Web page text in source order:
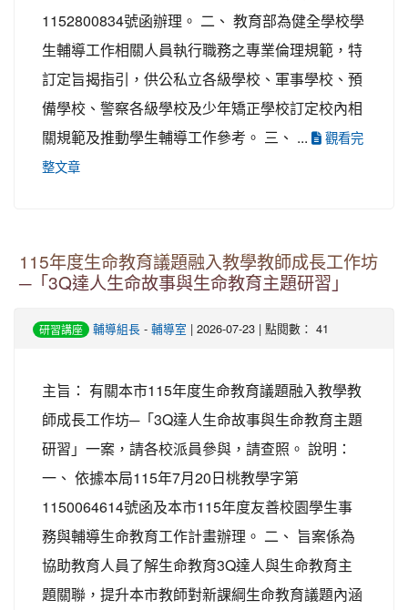
1152800834號函辦理。 二、 教育部為健全學校學
生輔導工作相關人員執行職務之專業倫理規範，特
訂定旨揭指引，供公私立各級學校、軍事學校、預
備學校、警察各級學校及少年矯正學校訂定校內相
關規範及推動學生輔導工作參考。 三、 ...
觀看完
整文章
115年度生命教育議題融入教學教師成長工作坊
─「3Q達人生命故事與生命教育主題研習」
研習講座 輔導組長 - 輔導室 | 2026-07-23 | 點閱數： 41
主旨： 有關本市115年度生命教育議題融入教學教
師成長工作坊─「3Q達人生命故事與生命教育主題
研習」一案，請各校派員參與，請查照。 說明：
一、 依據本局115年7月20日桃教學字第
1150064614號函及本市115年度友善校園學生事
務與輔導生命教育工作計畫辦理。 二、 旨案係為
協助教育人員了解生命教育3Q達人與生命教育主
題關聯，提升本市教師對新課綱生命教育議題內涵